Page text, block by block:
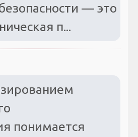
— это
п...
понимается